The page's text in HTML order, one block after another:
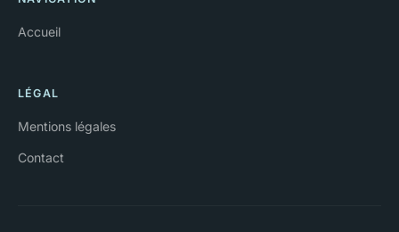
Accueil
LÉGAL
Mentions légales
Contact